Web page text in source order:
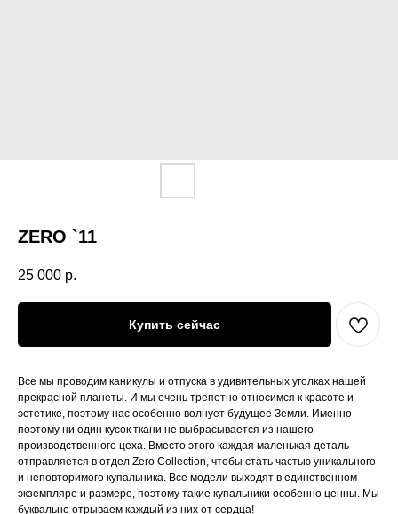
ZERO `11
25 000 р.
Купить сейчас
Все мы проводим каникулы и отпуска в удивительных уголках нашей
прекрасной планеты. И мы очень трепетно относимся к красоте и
эстетике, поэтому нас особенно волнует будущее Земли. Именно
поэтому ни один кусок ткани не выбрасывается из нашего
производственного цеха. Вместо этого каждая маленькая деталь
отправляется в отдел Zero Collection, чтобы стать частью уникального
и неповторимого купальника. Все модели выходят в единственном
экземпляре и размере, поэтому такие купальники особенно ценны. Мы
буквально отрываем каждый из них от сердца!